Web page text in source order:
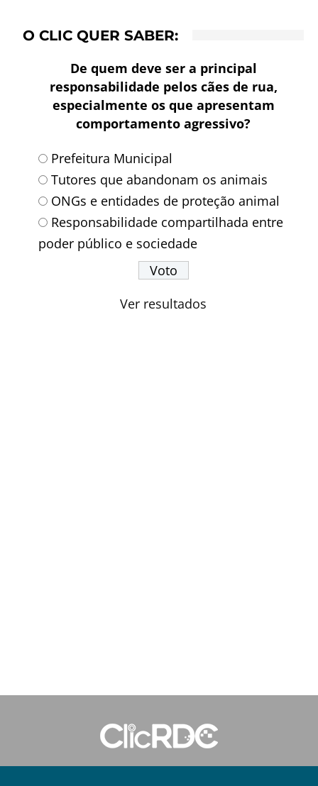
O CLIC QUER SABER:
De quem deve ser a principal
responsabilidade pelos cães de rua,
especialmente os que apresentam
comportamento agressivo?
Prefeitura Municipal
Tutores que abandonam os animais
ONGs e entidades de proteção animal
Responsabilidade compartilhada entre
poder público e sociedade
Ver resultados